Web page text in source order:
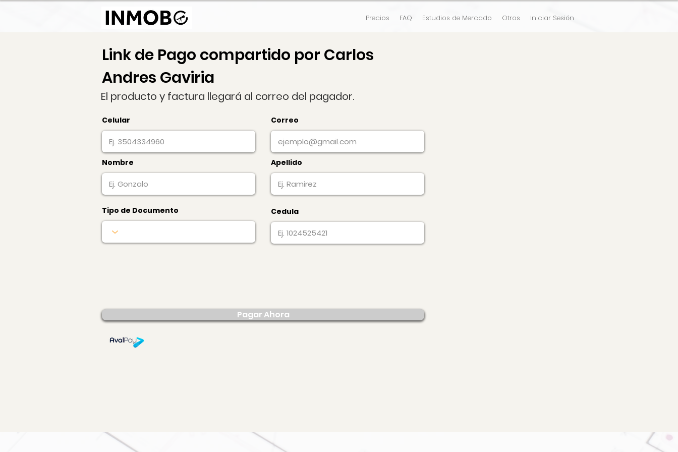
Precios FAQ Estudios de Mercado Otros Iniciar Sesión
Link de Pago compartido por Carlos
Andres Gaviria
El producto y factura llegará al correo del pagador.
Celular
Nombre
Correo
Apellido
Tipo de Documento Cedula
Pagar Ahora